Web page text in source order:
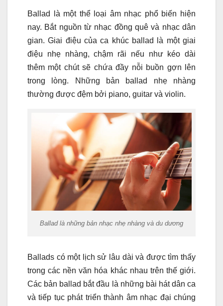
Ballad là một thể loại âm nhạc phổ biến hiện
nay. Bắt nguồn từ nhạc đồng quê và nhạc dân
gian. Giai điệu của ca khúc ballad là một giai
điệu nhẹ nhàng, chậm rãi nếu như kéo dài
thêm một chút sẽ chứa đầy nỗi buồn gợn lên
trong lòng. Những bản ballad nhẹ nhàng
thường được đệm bởi piano, guitar và violin.
Ballad là những bản nhạc nhẹ nhàng và du dương
Ballads có một lịch sử lâu dài và được tìm thấy
trong các nền văn hóa khác nhau trên thế giới.
Các bản ballad bắt đầu là những bài hát dân ca
và tiếp tục phát triển thành âm nhạc đại chúng